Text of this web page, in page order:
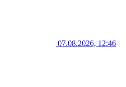
07.08.2026, 12:46